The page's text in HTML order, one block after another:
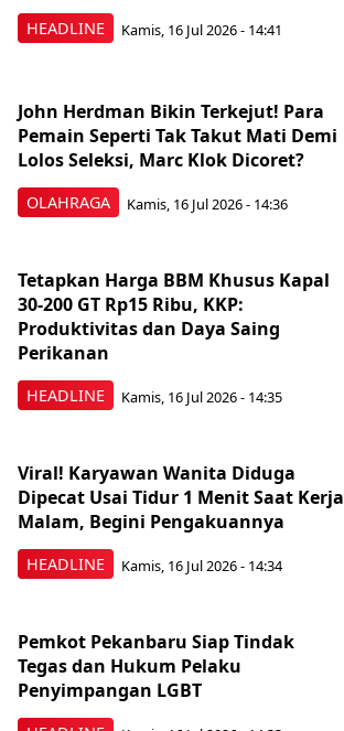
HEADLINE Kamis, 16 Jul 2026 - 14:41
OLAHRAGA
John Herdman Bikin Terkejut! Para
Pemain Seperti Tak Takut Mati Demi
Lolos Seleksi, Marc Klok Dicoret?
Kamis, 16 Jul 2026 - 14:36
HEADLINE
Tetapkan Harga BBM Khusus Kapal
30-200 GT Rp15 Ribu, KKP:
Produktivitas dan Daya Saing
Perikanan
Kamis, 16 Jul 2026 - 14:35
HEADLINE
Viral! Karyawan Wanita Diduga
Dipecat Usai Tidur 1 Menit Saat Kerja
Malam, Begini Pengakuannya
Kamis, 16 Jul 2026 - 14:34
Pemkot Pekanbaru Siap Tindak
Tegas dan Hukum Pelaku
Penyimpangan LGBT